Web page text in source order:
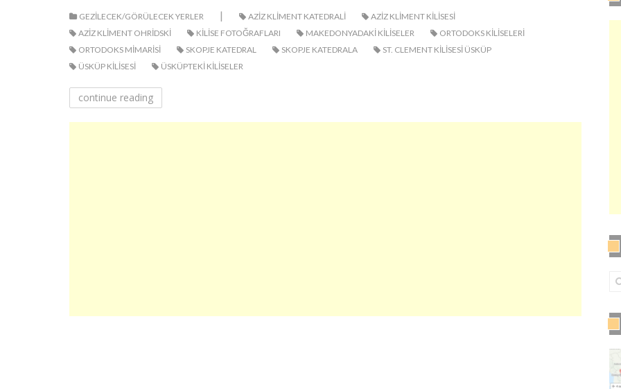
GEZILECEK/GÖRÜLECEK YERLER | AZIZ KLIMENT KATEDRALI
AZIZ KLIMENT KILISESI
AZIZ KLIMENT OHRIDSKI
KILISE FOTOĞRAFLARI MAKEDONYADAKI KILISELER
ORTODOKS KILISELERI
ORTODOKS MIMARISI
SKOPJE KATEDRAL SKOPJE KATEDRALA
ST. CLEMENT KILISESI ÜSKÜP
ÜSKÜP KILISESI
ÜSKÜPTEKI KILISELER
continue reading